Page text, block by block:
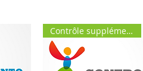
Contrôle supplémentaire